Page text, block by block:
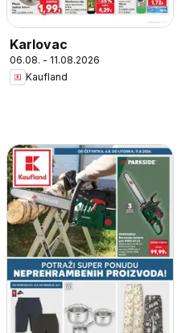
Karlovac
06.08. - 11.08.2026
Kaufland